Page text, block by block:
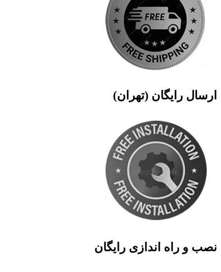
ارسال رایگان (تهران)
نصب و راه اندازی رایگان